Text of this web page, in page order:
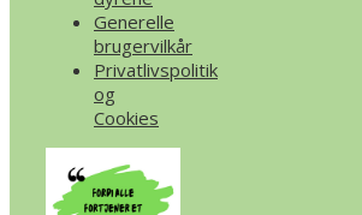
Generelle
brugervilkår
Privatlivspolitik
og
Cookies